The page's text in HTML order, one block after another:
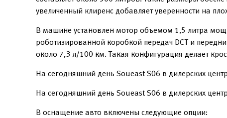
увеличенный клиренс добавляет уверенности на
В машине установлен мотор объемом 1,5 литра
роботизированной коробкой передач DCT и
около 7,3 л/100 км. Такая конфигурация делает
На сегодняшний день Soueast S06 в дилерских
На сегодняшний день Soueast S06 в дилерских
В оснащение авто включены следующие опции: